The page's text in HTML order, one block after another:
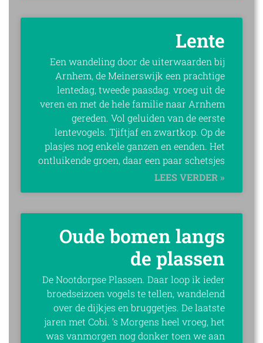
Lente
Een wandeling door de uiterwaarden bij
Arnhem, de Meinerswijk een prachtige
lentedag, tweede paasdag. vroeg uit de
veren en met de hele familie naar Arnhem
gereden. Vol geluiden van de eerste
lentevogels. Tjiftjaf en zwartkop. Op de
plasjes nog enkele ganzen en eenden. Het
ontluikende groen, daar een paar schetsjes
LEES VERDER »
Oude bomen langs
de plassen
De Nootdorpse Plassen. Daar loop ik ieder
broedseizoen vogels te tellen, wandelend
over de dijkjes en bruggetjes. De laatste
jaren met Cobi. ’s Morgens heel vroeg, het
was vanmorgen nog donker toen we aan